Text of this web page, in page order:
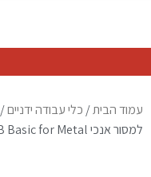
עמוד הבית/ כלי עבודה ידניים/
למסור אנכי T 318 B Basic for Metal